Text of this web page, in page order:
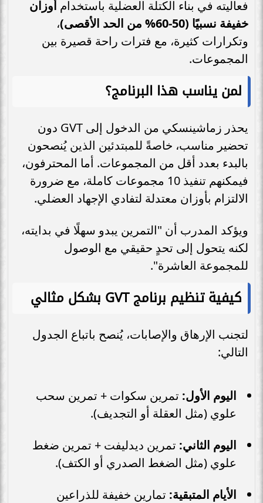
فعاليته في بناء الكتلة العضلية باستخدام أوزان
خفيفة نسبيًا (50-60% من الحد الأقصى)
،
وتكرارات كثيرة، مع فترات راحة قصيرة بين
المجموعات.
لمن يناسب هذا البرنامج؟
يحذر زماشينسكي من الدخول إلى GVT دون
تحضير مناسب، خاصةً للمبتدئين الذين يُنصحون
بالبدء بعدد أقل من المجموعات. أما المحترفون،
فيمكنهم تنفيذ 10 مجموعات كاملة، مع ضرورة
الالتزام بأوزان معتدلة لتفادي الإجهاد العضلي.
ويؤكد المدرب أن "التمرين يبدو سهلًا في بدايته،
لكنه يتحول إلى تحدٍ حقيقي مع الوصول
للمجموعة العاشرة".
كيفية تنظيم برنامج GVT بشكل مثالي
لتجنب الإرهاق والإصابات، يُنصح باتباع الجدول
التالي:
اليوم الأول: تمرين سكوات + تمرين سحب
علوي (مثل العقلة أو التجديف).
اليوم الثاني: تمرين ديدليفت + تمرين ضغط
علوي (مثل الضغط الصدري أو الكتف).
الأيام المتبقية: تمارين خفيفة للذراعين